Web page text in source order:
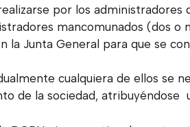
por los
mancomunados (dos o
la Junta General para que se
cualquiera de ellos se
de la sociedad, atribuyéndose